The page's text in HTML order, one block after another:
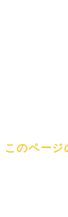
このペー